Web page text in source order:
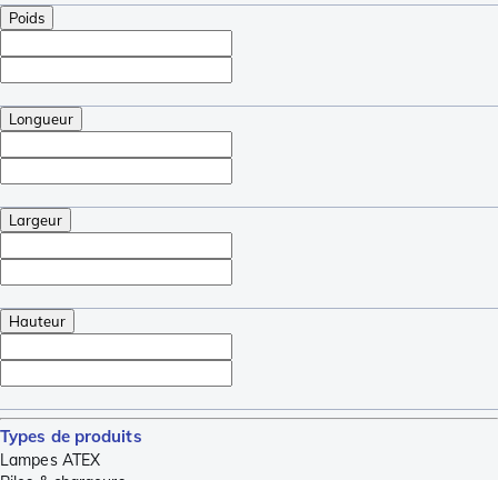
Poids
Longueur
Largeur
Hauteur
Types de produits
Lampes ATEX